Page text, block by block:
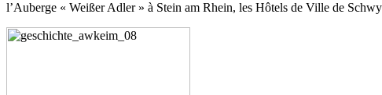
l’Auberge « Weißer Adler » à Stein am Rhein, les Hôtels de Ville de